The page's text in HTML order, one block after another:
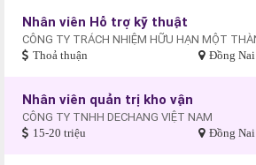
Nhân viên Hỗ trợ kỹ thuật
Thoả thuận Đồng Nai
Nhân viên quản trị kho vận
CÔNG TY TNHH DECHANG VIỆT NAM
15-20 triệu Đồng Nai